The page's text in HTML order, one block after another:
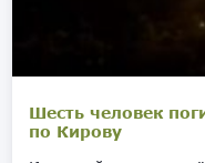
Шесть человек
по Кирову